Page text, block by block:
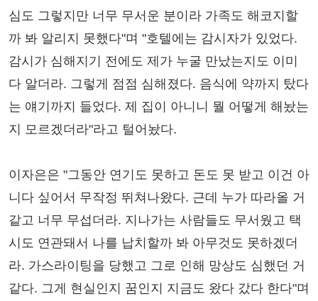
심도 그렇지만 너무 무서운 분이라 가족도 해코지할
까 봐 알리지 못했다"며 "호텔에는 감시자가 있었다.
감시가 심해지기 전에도 제가 누굴 만났는지도 이미
다 알더라. 그렇게 점점 심해졌다. 음식에 약까지 탔다
는 얘기까지 들었다. 제 집이 아니니 뭘 어떻게 해놨는
지 모르겠더라"라고 털어놨다.
이자은은 "그동안 연기도 못하고 돈도 못 받고 이건 아
니다 싶어서 무작정 뛰쳐나왔다. 근데 누가 따라올 거
같고 너무 무섭더라. 지나가는 사람들도 무서웠고 택
시도 연관돼서 나를 납치할까 봐 아무것도 못하겠더
라. 가스라이팅을 당했고 그로 인해 망상도 심했던 거
같다. 그게 현실인지 꿈인지 지금도 왔다 갔다 한다"며